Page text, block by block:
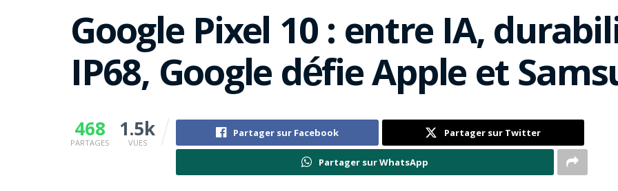
Google Pixel 10 : entre IA,
IP68, Google défie Apple et
468
PARTAGES
1.5k
VUES
Partager sur Facebook Partager sur Twitter
Partager sur WhatsApp